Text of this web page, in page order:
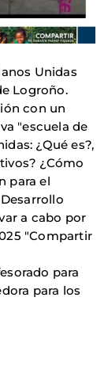
Unidas
Logroño.
con un
"escuela de
¿Qué es?,
¿Cómo
para el
a cabo por
"Compartir
para
para los